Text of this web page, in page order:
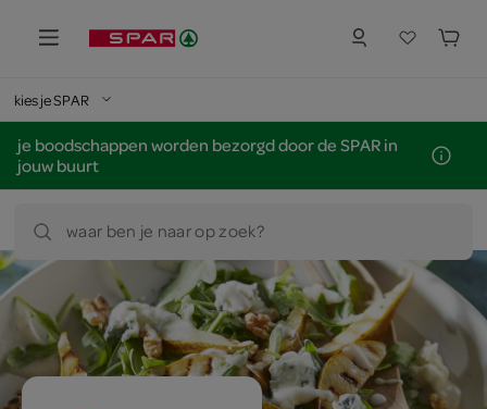
kies je SPAR
je boodschappen worden bezorgd door de SPAR in
jouw buurt
waar ben je naar op zoek?